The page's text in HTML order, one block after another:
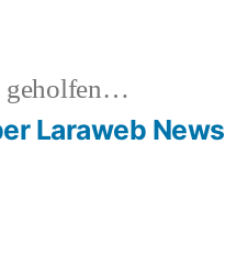
geholfen…
Laraweb News